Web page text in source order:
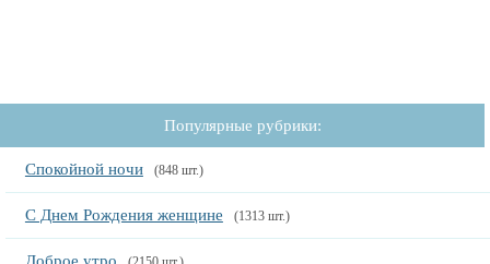
Популярные рубрики:
Спокойной ночи (848 шт.)
С Днем Рождения женщине (1313 шт.)